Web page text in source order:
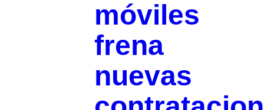
móviles
frena
nuevas